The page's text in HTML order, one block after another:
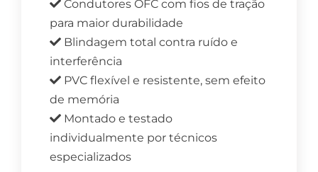
Condutores OFC com fios de tração
para maior durabilidade
Blindagem total contra ruído e
interferência
PVC flexível e resistente, sem efeito
de memória
Montado e testado
individualmente por técnicos
especializados